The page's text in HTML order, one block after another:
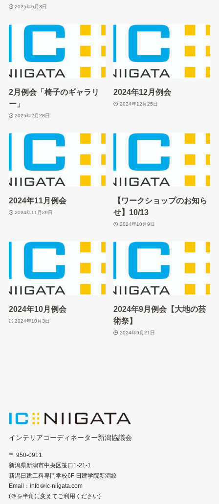
2025年6月3日
2月例会「椅子のギャラリ
ー」
2025年2月28日
2024年12月例会
2024年12月25日
2024年11月例会
2024年11月29日
【ワークショップのお知ら
せ】10/13
2024年10月9日
2024年10月例会
2024年10月3日
2024年9月例会【大地の芸
術祭】
2024年9月21日
インテリアコーディネーター新潟協議会
〒 950-0911
新潟県新潟市中央区笹口1-21-1
新潟日建工科専門学校6F 日建学院新潟絞
Email：info＠ic-niigata.com
(＠を半角に変えてご利用ください)